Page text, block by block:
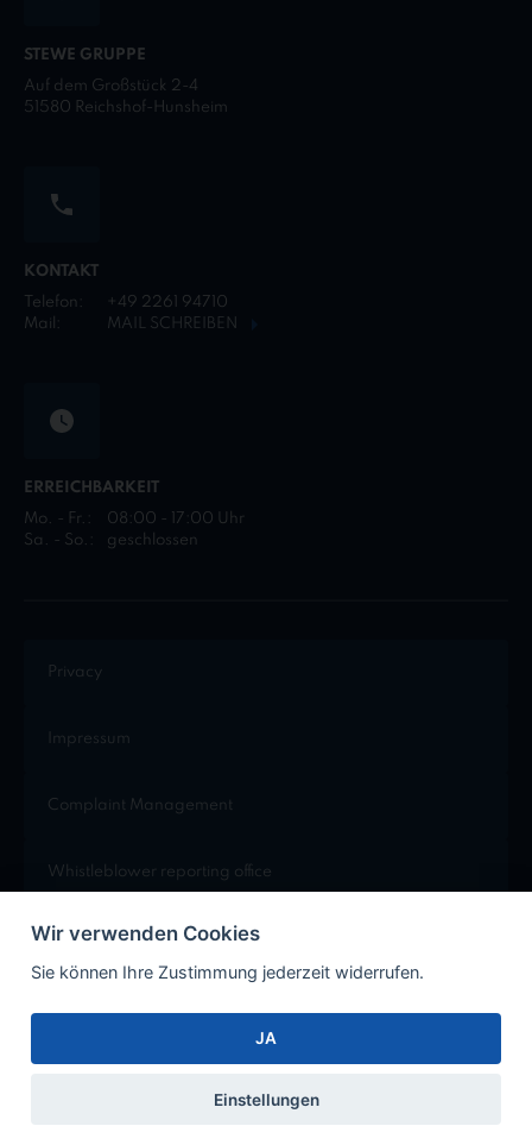
STEWE GRUPPE
Auf dem Großstück 2-4
51580 Reichshof-Hunsheim
KONTAKT
Telefon:
+49 2261 94710
Mail:
MAIL SCHREIBEN
ERREICHBARKEIT
Mo. - Fr.:
08:00 - 17:00 Uhr
Sa. - So.:
geschlossen
Privacy
Impressum
Complaint Management
Whistleblower reporting office
Cookie Einstellungen
Wir verwenden Cookies
Sie können Ihre Zustimmung jederzeit widerrufen.
JA
Einstellungen